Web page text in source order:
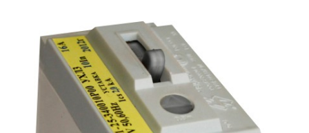
диэлектрические
Стремянки с